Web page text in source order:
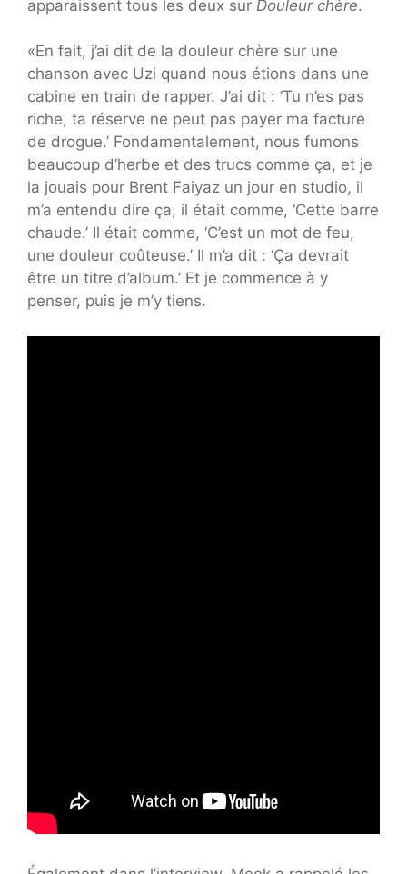
apparaissent tous les deux sur Douleur chère.
«En fait, j’ai dit de la douleur chère sur une
chanson avec Uzi quand nous étions dans une
cabine en train de rapper. J’ai dit : ‘Tu n’es pas
riche, ta réserve ne peut pas payer ma facture
de drogue.’ Fondamentalement, nous fumons
beaucoup d’herbe et des trucs comme ça, et je
la jouais pour Brent Faiyaz un jour en studio, il
m’a entendu dire ça, il était comme, ‘Cette barre
chaude.’ Il était comme, ‘C’est un mot de feu,
une douleur coûteuse.’ Il m’a dit : ‘Ça devrait
être un titre d’album.’ Et je commence à y
penser, puis je m’y tiens.